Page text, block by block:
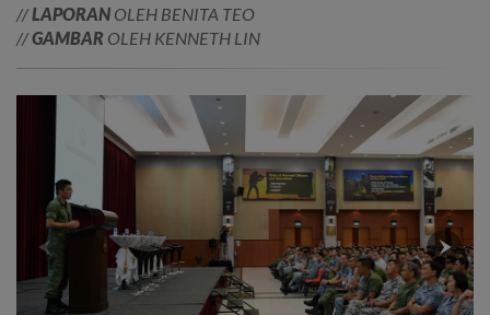
//LAPORAN OLEH BENITA TEO
//GAMBAR OLEH KENNETH LIN